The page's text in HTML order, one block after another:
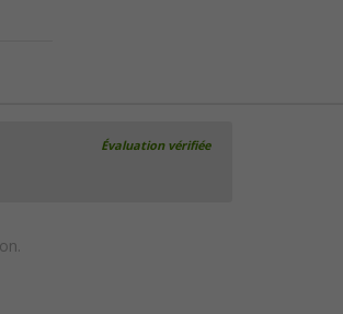
Évaluation vérifiée